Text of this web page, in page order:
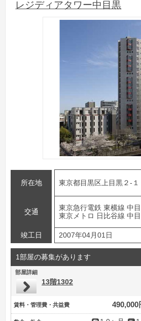
レジディアタワー中目黒
所在地 東京都目黒区上目黒２-１
交通
東京急行電鉄 東横線 中
東京メトロ 日比谷線 中
竣工日 2007年04月01日
1部屋の募集があります
部屋詳細
13階1302
賃料・管理費・共益費 490,000